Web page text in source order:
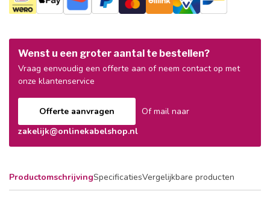
Wenst u een groter aantal te bestellen?
Vraag eenvoudig een offerte aan of neem contact op met
onze klantenservice
Offerte aanvragen
Of mail naar
zakelijk@onlinekabelshop.nl
ProductomschrijvingSpecificatiesVergelijkbare producten